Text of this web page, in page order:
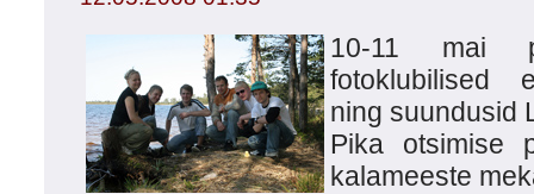
10-11 mai
fotoklubilised
ning suundusid
Pika otsimise
kalameeste